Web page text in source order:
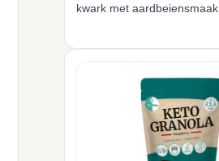
kwark met aardbeiensmaak.